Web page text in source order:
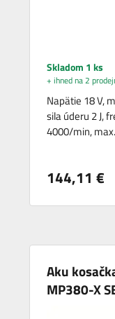
Skladom 1 ks
+ ihned na 2
Napätie 18 V,
sila úderu 2 J,
4000/min,
144,11 €
Aku
MP380-X